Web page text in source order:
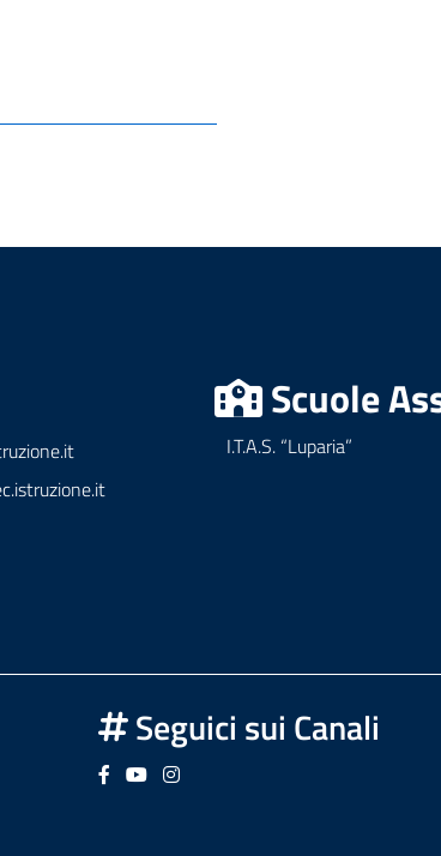
Scuole
I.T.A.S. “Luparia”
Seguici sui Canali
Seguici su Facebook
Seguici su YouTube
Seguici su Instagram